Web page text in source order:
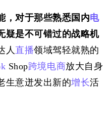
，对于那些熟悉国内电
疑是不可错过的战略机
人直播领域驾轻就熟的
Shop跨境电商放大自身
生意迸发出新的增长活